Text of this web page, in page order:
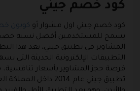
كود خصم جيني
كود خصم جيني اول مشوار أو كوبون
يسمح للمستخدمين أفضل نسبة خصم
المشاوير في تطبيق جيني، يعد هذا
التطبيقات الإلكترونية الحديثة التي
فرصة حجز المشاوير بأسعار تنافسية،
تطبيق جيني عام 2014 داخل